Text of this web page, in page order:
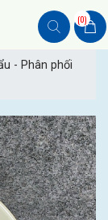
(0)
- Phân phối